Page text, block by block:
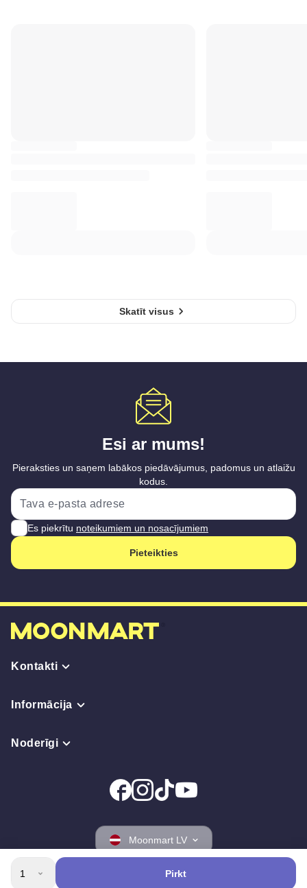
1 Pirkt
Skatīt visus
Esi ar mums!
Pieraksties un saņem labākos piedāvājumus, padomus un atlaižu
kodus.
Es piekrītu noteikumiem un nosacījumiem
Pieteikties
Kontakti
Informācija
Noderīgi
Moonmart LV